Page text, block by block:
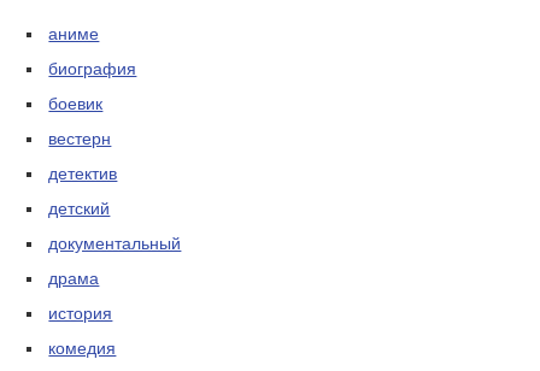
аниме
биография
боевик
вестерн
детектив
детский
документальный
драма
история
комедия